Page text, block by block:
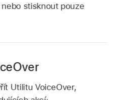
stisknout pouze
Utilitu VoiceOver,